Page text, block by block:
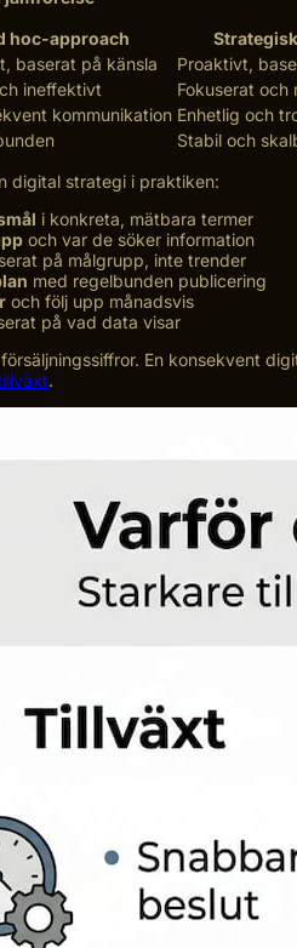
hoc-approach
baserat på känsla
Proaktivt,
ineffektivt
Fokuserat och
kommunikation Enhetlig och
Stabil och
digital strategi i praktiken:
i konkreta, mätbara termer
och var de söker information
på målgrupp, inte trender
med regelbunden publicering
och följ upp månadsvis
på vad data visar
En konsekvent
.